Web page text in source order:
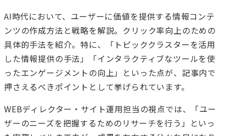
AI時代において、ユーザーに価値を提供する情報コンテ
ンツの作成方法と戦略を解説。クリック率向上のための
具体的手法を紹介。特に、「トピッククラスターを活用
した情報提供の手法」「インタラクティブなツールを使
ったエンゲージメントの向上」といった点が、記事内で
押さえるべきポイントとして挙げられています。
WEBディレクター・サイト運用担当の視点では、「ユー
ザーのニーズを把握するためのリサーチを行う」といっ